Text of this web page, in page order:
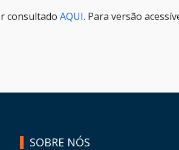
consultado AQUI. Para versão
SOBRE NÓS